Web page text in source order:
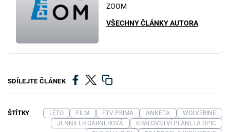
ZOOM
VŠECHNY ČLÁNKY AUTORA
SDÍLEJTE ČLÁNEK
ŠTÍTKY LÉTO FILM FTV PRIMA ANKETA
WOLVERINE
JENNIFER GARNEROVÁ
KRÁLOVSTVÍ PLANETA OPIC